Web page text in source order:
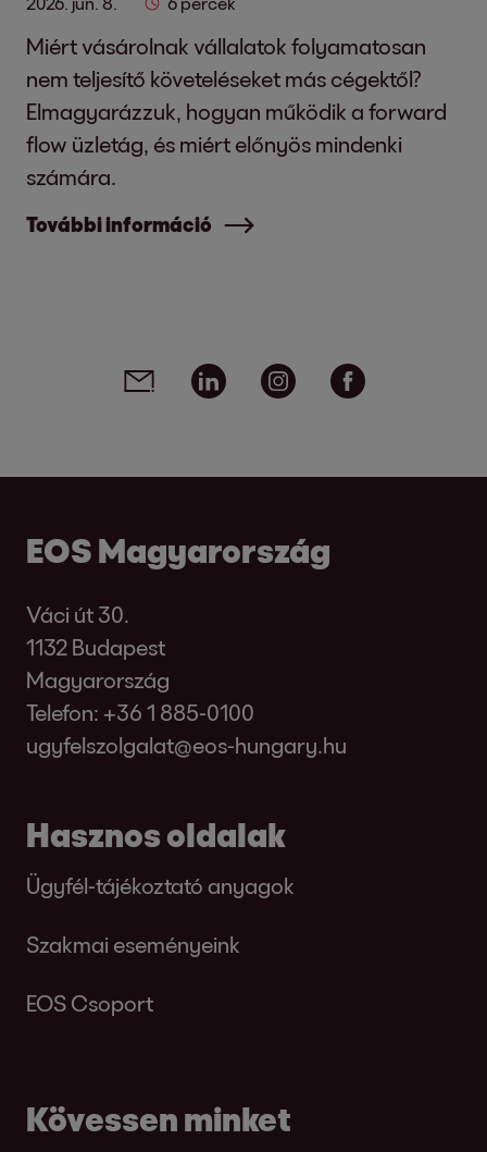
Miért vásárolnak vállalatok folyamatosan
nem teljesítő követeléseket más cégektől?
Elmagyarázzuk, hogyan működik a forward
flow üzletág, és miért előnyös mindenki
számára.
További információ
Social media links - share article
Email Linkedin Instagram
EOS Magyarország
Váci út 30.
1132 Budapest
Magyarország
Telefon: +36 1 885-0100
ugyfelszolgalat@eos-hungary.hu
Hasznos oldalak
Ügyfél-tájékoztató anyagok
Szakmai eseményeink
EOS Csoport
Kövessen minket